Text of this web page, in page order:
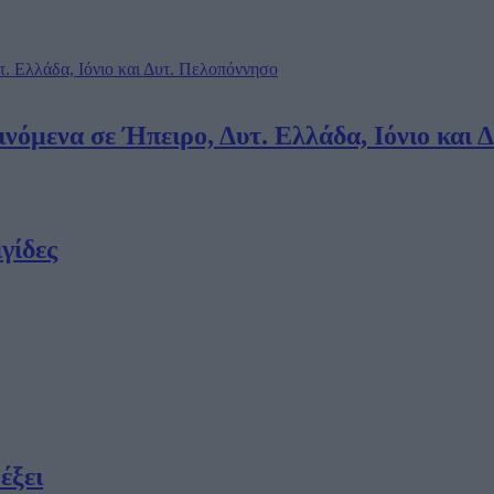
σε Ήπειρο, Δυτ. Ελλάδα, Ιόνιο και